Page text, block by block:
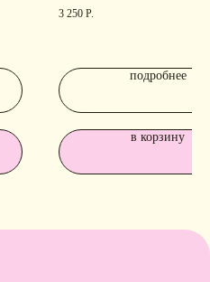
3 250 Р.
подробнее
в корзину